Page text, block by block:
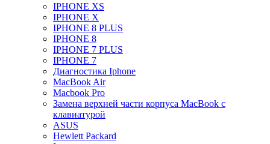
IPHONE XS
IPHONE X
IPHONE 8 PLUS
IPHONE 8
IPHONE 7 PLUS
IPHONE 7
Диагностика Iphone
MacBook Air
Macbook Pro
Замена верхней части корпуса MacBook с
клавиатурой
ASUS
Hewlett Packard